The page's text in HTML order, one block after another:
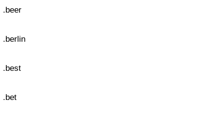
.beer
.berlin
.best
.bet